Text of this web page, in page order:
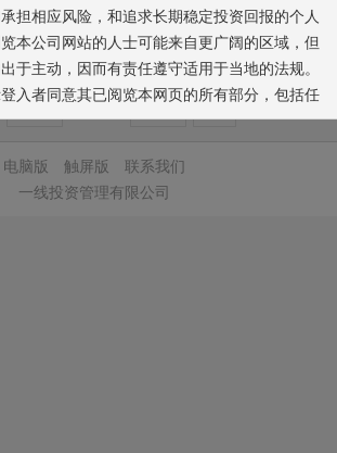
情，竟然在昨天本应该是最困难的日子发动，
主力原则。而今天也是十分困...
2014/7/23
电脑版 触屏版
联系我们
一线投资管理有限公司
担相应风险，和追求长期稳定投资回报的个人
本公司网站的人士可能来自更广阔的区域，但
于主动，因而有责任遵守适用于当地的法规。
入者同意其已阅览本网页的所有部分，包括任
，并不构成广告或销售要约，以及任何投资建
我们也不保证当中的观点和判断不会发生任何